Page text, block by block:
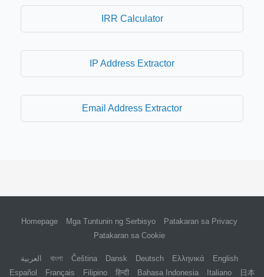
IRR Calculator
IP Address Extractor
Email Address Extractor
Homepage Mga Tuntunin ng Serbisyo
Patakaran sa Privacy
Patakaran sa Cookie
العربية বাংলা Čeština Dansk Deutsch Ελληνικά
English
Español
Français Filipino हिन्दी Bahasa Indonesia Italiano 日本